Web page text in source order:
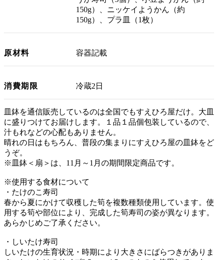
150g）、ニッケイようかん（約
150g）、プラ皿（1枚）
原材料 容器記載
消費期限 冷蔵2日
皿鉢を通信販売しているのは全国でもすえひろ屋だけ。大皿
に盛りつけてお届けします。１品１品個包装しているので、
汁もれなどの心配もありません。
晴れの日はもちろん、普段の集まりにすえひろ屋の皿鉢をど
うぞ。
※皿鉢＜扇＞は、11月～1月の期間限定商品です。
※使用する食材について
・たけのこ寿司
春から夏にかけて収穫した筍を複数種類使用しています。使
用する筍や部位により、完成した筍寿司の姿が異なります。
あらかじめご了承ください。
・しいたけ寿司
しいたけの生育状況・時期により大きさにばらつきがありま